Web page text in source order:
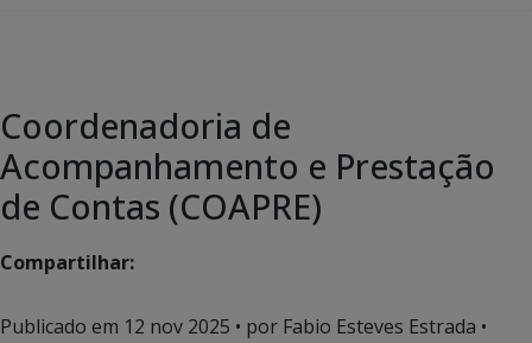
Coordenadoria de
Acompanhamento e Prestação
de Contas (COAPRE)
Compartilhar:
Publicado em 12 nov 2025 • por Fabio Esteves Estrada •